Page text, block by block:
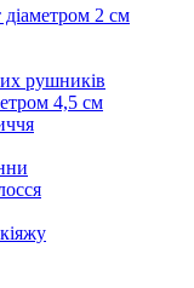
2 см
рушників
4,5 см